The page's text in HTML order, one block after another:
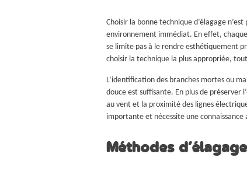
Choisir la bonne technique d’élagage
environnement immédiat. En effet,
se limite pas à le rendre esthétiquement
choisir la technique la plus appropriée,
L’identification des branches mortes ou
douce est suffisante. En plus de
au vent et la proximité des lignes
importante et nécessite une
Méthodes